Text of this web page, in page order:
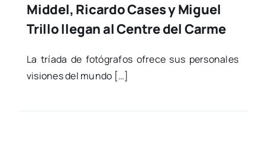
Middel, Ricardo Cases y Miguel
Trillo llegan al Centre del Carme
La tría­da de fotó­gra­fos ofre­ce sus per­so­na­les
visio­nes del mun­do […]